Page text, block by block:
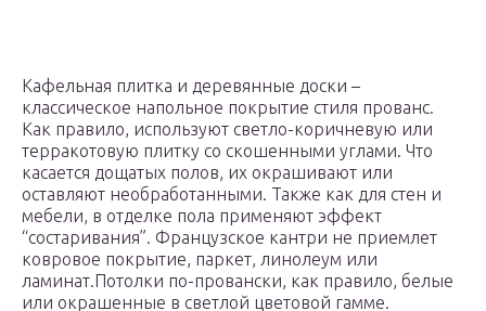
Кафельная плитка и деревянные доски –
классическое напольное покрытие стиля прованс.
Как правило, используют светло-коричневую или
терракотовую плитку со скошенными углами. Что
касается дощатых полов, их окрашивают или
оставляют необработанными. Также как для стен и
мебели, в отделке пола применяют эффект
“состаривания”. Французское кантри не приемлет
ковровое покрытие, паркет, линолеум или
ламинат.Потолки по-провански, как правило, белые
или окрашенные в светлой цветовой гамме.